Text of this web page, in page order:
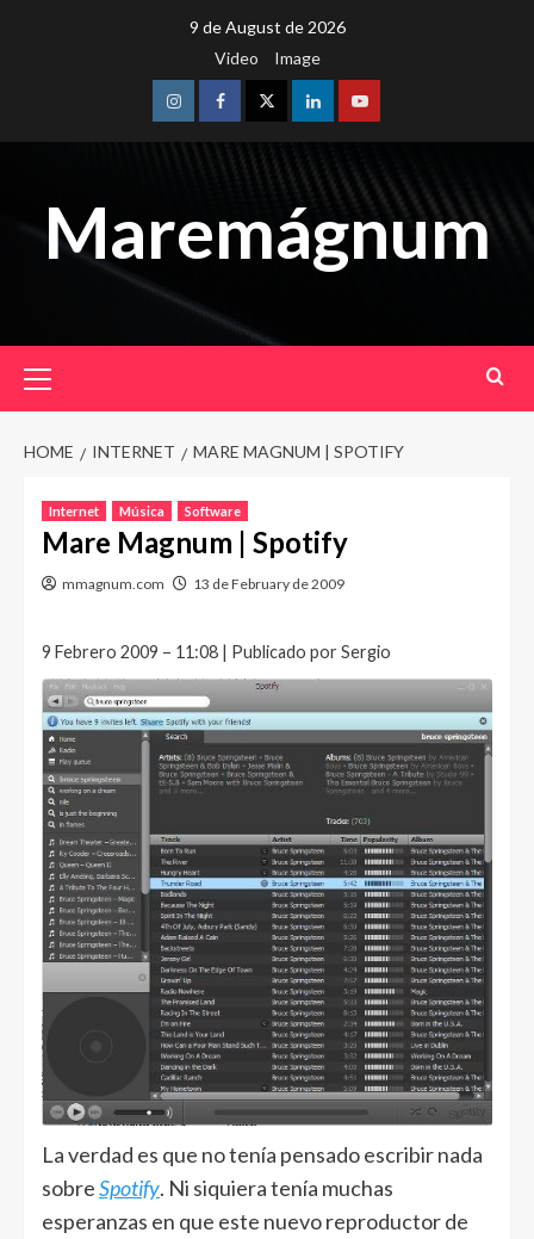
9 de August de 2026
Video
Image
InstagramFacebookTwitterLinkedinYoutube
Maremágnum
Menu
HOME INTERNET MARE MAGNUM | SPOTIFY
Internet Música Software
Mare Magnum | Spotify
mmagnum.com 13 de February de 2009
9 Febrero 2009 – 11:08 | Publicado por Sergio
La verdad es que no tenía pensado escribir nada
sobreSpotify. Ni siquiera tenía muchas
esperanzas en que este nuevo reproductor de